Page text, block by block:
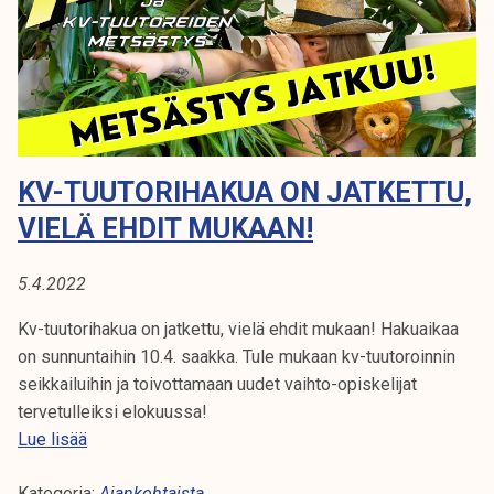
u
u
t
o
r
e
i
t
a
u
t
o
r
e
i
e
n
u
l
u
t
u
KV-TUUTORIHAKUA ON JATKETTU,
VIELÄ EHDIT MUKAAN!
5.4.2022
Kv-tuutorihakua on jatkettu, vielä ehdit mukaan! Hakuaikaa
on sunnuntaihin 10.4. saakka. Tule mukaan kv-tuutoroinnin
seikkailuihin ja toivottamaan uudet vaihto-opiskelijat
tervetulleiksi elokuussa!
Lue lisääK